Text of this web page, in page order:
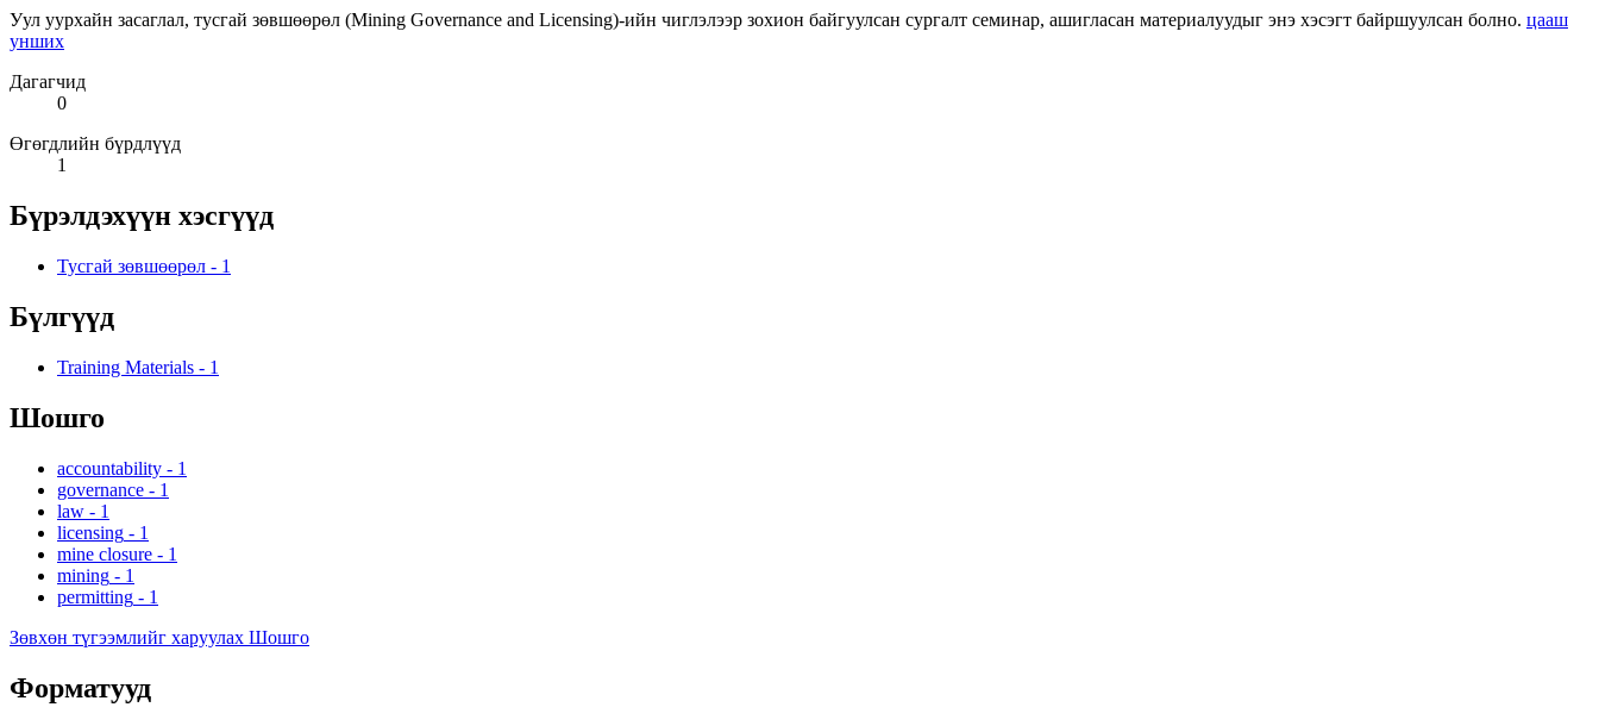
Уул уурхайн засаглал, тусгай зөвшөөрөл (Mining Governance and Licensing)-ийн чиглэлээр зохион байгуулсан сургалт семинар, ашигласан материалуудыг энэ хэсэгт байршуулсан болно. цааш
унших
Дагагчид
0
Өгөгдлийн бүрдлүүд
1
Бүрэлдэхүүн хэсгүүд
Тусгай зөвшөөрөл - 1
Бүлгүүд
Training Materials - 1
Шошго
accountability - 1
governance - 1
law - 1
licensing - 1
mine closure - 1
mining - 1
permitting - 1
Зөвхөн түгээмлийг харуулах Шошго
Форматууд